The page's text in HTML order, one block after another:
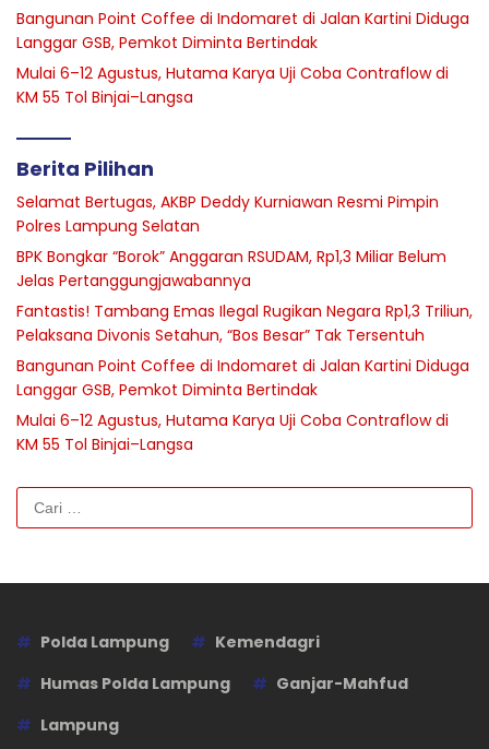
Bangunan Point Coffee di Indomaret di Jalan Kartini Diduga
Langgar GSB, Pemkot Diminta Bertindak
Mulai 6–12 Agustus, Hutama Karya Uji Coba Contraflow di
KM 55 Tol Binjai–Langsa
Berita Pilihan
Selamat Bertugas, AKBP Deddy Kurniawan Resmi Pimpin
Polres Lampung Selatan
BPK Bongkar “Borok” Anggaran RSUDAM, Rp1,3 Miliar Belum
Jelas Pertanggungjawabannya
Fantastis! Tambang Emas Ilegal Rugikan Negara Rp1,3 Triliun,
Pelaksana Divonis Setahun, “Bos Besar” Tak Tersentuh
Bangunan Point Coffee di Indomaret di Jalan Kartini Diduga
Langgar GSB, Pemkot Diminta Bertindak
Mulai 6–12 Agustus, Hutama Karya Uji Coba Contraflow di
KM 55 Tol Binjai–Langsa
Cari
untuk:
Polda Lampung
Kemendagri
Humas Polda Lampung
Ganjar-Mahfud
Lampung